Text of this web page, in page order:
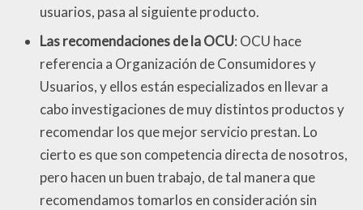
usuarios, pasa al siguiente producto.
Las recomendaciones de la OCU: OCU hace
referencia a Organización de Consumidores y
Usuarios, y ellos están especializados en llevar a
cabo investigaciones de muy distintos productos y
recomendar los que mejor servicio prestan. Lo
cierto es que son competencia directa de nosotros,
pero hacen un buen trabajo, de tal manera que
recomendamos tomarlos en consideración sin